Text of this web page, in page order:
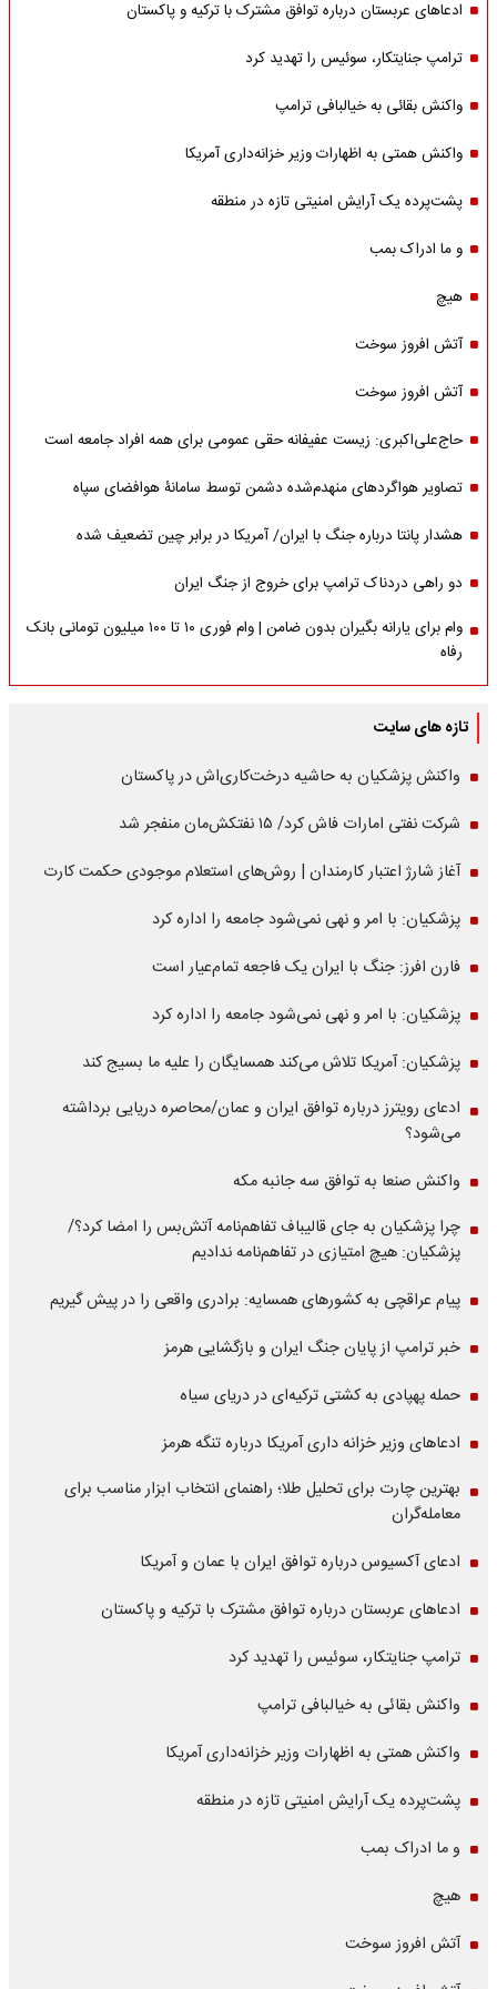
ادعاهای عربستان درباره توافق مشترک با ترکیه و پاکستان
ترامپ جنایتکار، سوئیس را تهدید کرد
واکنش بقائی به خیالبافی ترامپ
واکنش همتی به اظهارات وزیر خزانه‌داری آمریکا
پشت‌پرده یک آرایش امنیتی تازه در منطقه
و ما ادراک بمب
هیچ
آتش افروز سوخت
آتش افروز سوخت
حاج‌علی‌اکبری: زیست عفیفانه حقی عمومی برای همه افراد جامعه است
تصاویر هواگردهای منهدم‌شده دشمن توسط سامانۀ هوافضای سپاه
هشدار پانتا درباره جنگ با ایران/ آمریکا در برابر چین تضعیف شده
دو راهی دردناک ترامپ برای خروج از جنگ ایران
وام برای یارانه بگیران بدون ضامن | وام فوری ۱۰ تا ۱۰۰ میلیون تومانی بانک
رفاه
تازه های سایت
واکنش پزشکیان به حاشیه درخت‌کاری‌اش در پاکستان
شرکت نفتی امارات فاش کرد/ ۱۵ نفتکش‌مان منفجر شد
آغاز شارژ اعتبار کارمندان | روش‌های استعلام موجودی حکمت کارت
پزشکیان: با امر و نهی نمی‌شود جامعه را اداره کرد
فارن افرز: جنگ با ایران یک فاجعه تمام‌عیار است
پزشکیان: با امر و نهی نمی‌شود جامعه را اداره کرد
پزشکیان: آمریکا تلاش می‌کند همسایگان را علیه ما بسیج کند
ادعای رویترز درباره توافق ایران و عمان/محاصره دریایی برداشته
می‌شود؟
واکنش صنعا به توافق سه جانبه مکه
چرا پزشکیان به جای قالیباف تفاهم‌نامه آتش‌بس را امضا کرد؟/
پزشکیان: هیچ امتیازی در تفاهم‌نامه ندادیم
پیام عراقچی به کشورهای همسایه: برادری واقعی را در پیش گیریم
خبر ترامپ از پایان جنگ ایران و بازگشایی هرمز
حمله پهپادی به کشتی ترکیه‌ای در دریای سیاه
ادعاهای وزیر خزانه داری آمریکا درباره تنگه هرمز
بهترین چارت برای تحلیل طلا؛ راهنمای انتخاب ابزار مناسب برای
معامله‌گران
ادعای آکسیوس درباره توافق ایران با عمان و آمریکا
ادعاهای عربستان درباره توافق مشترک با ترکیه و پاکستان
ترامپ جنایتکار، سوئیس را تهدید کرد
واکنش بقائی به خیالبافی ترامپ
واکنش همتی به اظهارات وزیر خزانه‌داری آمریکا
پشت‌پرده یک آرایش امنیتی تازه در منطقه
و ما ادراک بمب
هیچ
آتش افروز سوخت